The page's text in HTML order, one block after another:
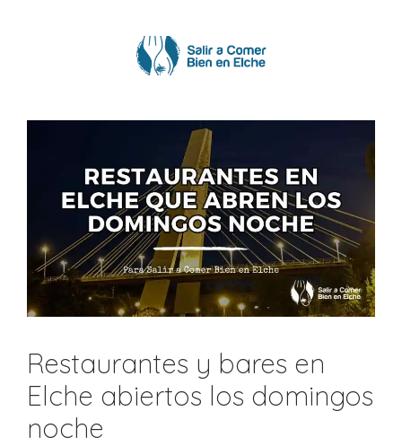
Restaurantes y bares en
Elche abiertos los domingos
noche